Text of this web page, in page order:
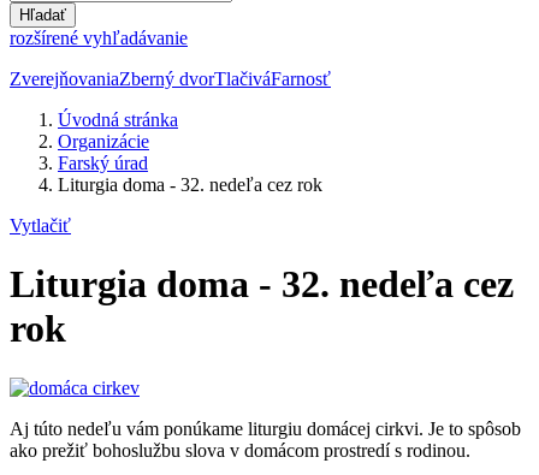
Hľadať
rozšírené vyhľadávanie
ZverejňovaniaZberný dvorTlačiváFarnosť
Úvodná stránka
Organizácie
Farský úrad
Liturgia doma - 32. nedeľa cez rok
Vytlačiť
Liturgia doma - 32. nedeľa cez
rok
Aj túto nedeľu vám ponúkame liturgiu domácej cirkvi. Je to spôsob
ako prežiť bohoslužbu slova v domácom prostredí s rodinou.